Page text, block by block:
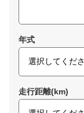
年式
走行距離(km)